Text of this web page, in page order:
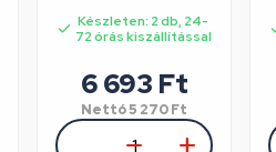
Készleten: 2 db, 24-
72 órás kiszállítással
6 693 Ft
Nettó5 270Ft